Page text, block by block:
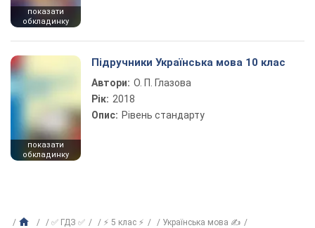
показати
обкладинку
показати
обкладинку
Підручники Українська мова 10 клас
Автори: О. П. Глазова
Рік: 2018
Опис: Рівень стандарту
✅ ГДЗ ✅ ⚡ 5 клас ⚡
Українська мова ✍